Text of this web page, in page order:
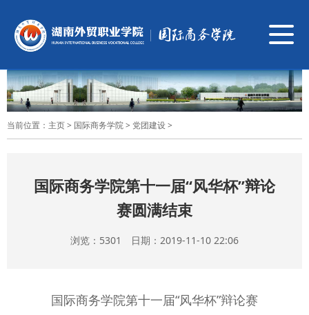
导
航
换
当前位置： 主页> 国际商务学院> 党团建设>
国际商务学院第十一届“风华杯”辩论
赛圆满结束
浏览： 5301 日期：2019-11-10 22:06
国际商务学院第十一届“风华杯”辩论赛